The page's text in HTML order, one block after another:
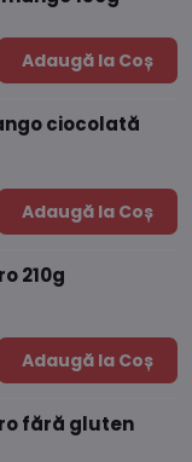
Adaugă la Coș
ciocolată
Adaugă la Coș
210g
Adaugă la Coș
fără gluten